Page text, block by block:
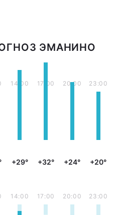
ЭМАНИНО
14:00
+29°
17:00
+32°
20:00
+24°
23:00
+20°
14:00 17:00 20:00 23:00